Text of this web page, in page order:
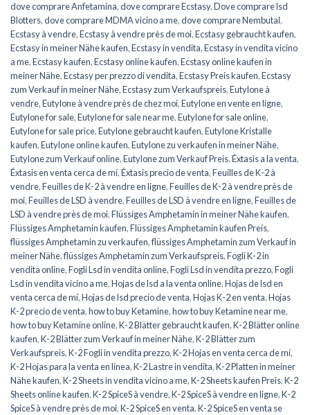
dove comprare Anfetamina,dove comprare Ecstasy,Dove comprare lsd
Blotters,dove comprare MDMA vicino a me,dove comprare Nembutal,
Ecstasy à vendre,Ecstasy à vendre près de moi,Ecstasy gebraucht kaufen,
Ecstasy in meiner Nähe kaufen,Ecstasy in vendita,Ecstasy in vendita vicino
a me,Ecstasy kaufen,Ecstasy online kaufen,Ecstasy online kaufen in
meiner Nähe,Ecstasy per prezzo di vendita,Ecstasy Preis kaufen,Ecstasy
zum Verkauf in meiner Nähe,Ecstasy zum Verkaufspreis,Eutylone à
vendre,Eutylone à vendre près de chez moi,Eutylone en vente en ligne,
Eutylone for sale,Eutylone for sale near me,Eutylone for sale online,
Eutylone for sale price,Eutylone gebraucht kaufen,Eutylone Kristalle
kaufen,Eutylone online kaufen,Eutylone zu verkaufen in meiner Nähe,
Eutylone zum Verkauf online,Eutylone zum Verkauf Preis,Éxtasis a la venta,
Éxtasis en venta cerca de mí,Éxtasis precio de venta,Feuilles de K-2 à
vendre,Feuilles de K-2 à vendre en ligne,Feuilles de K-2 à vendre près de
moi,Feuilles de LSD à vendre,Feuilles de LSD à vendre en ligne,Feuilles de
LSD à vendre près de moi,Flüssiges Amphetamin in meiner Nähe kaufen,
Flüssiges Amphetamin kaufen,Flüssiges Amphetamin kaufen Preis,
flüssiges Amphetamin zu verkaufen,flüssiges Amphetamin zum Verkauf in
meiner Nähe,flüssiges Amphetamin zum Verkaufspreis,Fogli K-2 in
vendita online,Fogli Lsd in vendita online,Fogli Lsd in vendita prezzo,Fogli
Lsd in vendita vicino a me,Hojas de lsd a la venta online,Hojas de lsd en
venta cerca de mí,Hojas de lsd precio de venta,Hojas K-2 en venta,Hojas
K-2 precio de venta,how to buy Ketamine,how to buy Ketamine near me,
how to buy Ketamine online,K-2 Blätter gebraucht kaufen,K-2 Blätter online
kaufen,K-2 Blätter zum Verkauf in meiner Nähe,K-2 Blätter zum
Verkaufspreis,K-2 Fogli in vendita prezzo,K-2 Hojas en venta cerca de mí,
K-2 Hojas para la venta en línea,K-2 Lastre in vendita,K-2 Platten in meiner
Nähe kaufen,K-2 Sheets in vendita vicino a me,K-2 Sheets kaufen Preis,K-2
Sheets online kaufen,K-2 SpiceS à vendre,K-2 SpiceS à vendre en ligne,K-2
SpiceS à vendre près de moi,K-2 SpiceS en venta,K-2 SpiceS en venta se